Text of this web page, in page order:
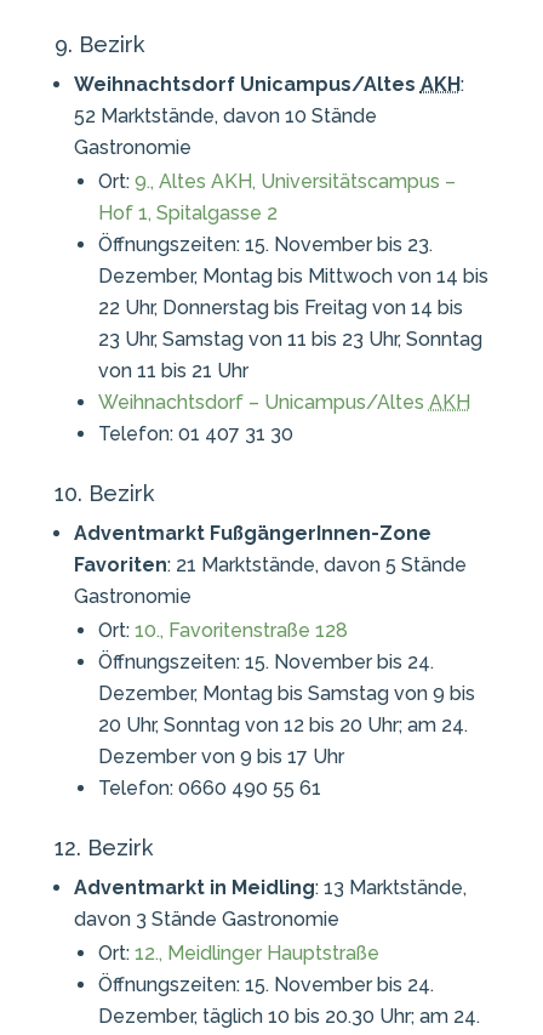
9. Bezirk
Weihnachtsdorf Unicampus/Altes AKH:
52 Marktstände, davon 10 Stände
Gastronomie
Ort: 9., Altes AKH, Universitätscampus –
Hof 1, Spitalgasse 2
Öffnungszeiten: 15. November bis 23.
Dezember, Montag bis Mittwoch von 14 bis
22 Uhr, Donnerstag bis Freitag von 14 bis
23 Uhr, Samstag von 11 bis 23 Uhr, Sonntag
von 11 bis 21 Uhr
Weihnachtsdorf – Unicampus/Altes AKH
Telefon: 01 407 31 30
10. Bezirk
Adventmarkt FußgängerInnen-Zone
Favoriten: 21 Marktstände, davon 5 Stände
Gastronomie
Ort: 10., Favoritenstraße 128
Öffnungszeiten: 15. November bis 24.
Dezember, Montag bis Samstag von 9 bis
20 Uhr, Sonntag von 12 bis 20 Uhr; am 24.
Dezember von 9 bis 17 Uhr
Telefon: 0660 490 55 61
12. Bezirk
Adventmarkt in Meidling: 13 Marktstände,
davon 3 Stände Gastronomie
Ort: 12., Meidlinger Hauptstraße
Öffnungszeiten: 15. November bis 24.
Dezember, täglich 10 bis 20.30 Uhr; am 24.